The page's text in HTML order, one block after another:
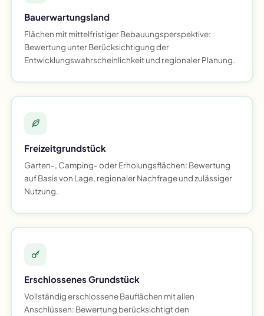
Bauerwartungsland
Flächen mit mittelfristiger Bebauungsperspektive:
Bewertung unter Berücksichtigung der
Entwicklungswahrscheinlichkeit und regionaler Planung.
Freizeitgrundstück
Garten-, Camping- oder Erholungsflächen: Bewertung
auf Basis von Lage, regionaler Nachfrage und zulässiger
Nutzung.
Erschlossenes Grundstück
Vollständig erschlossene Bauflächen mit allen
Anschlüssen: Bewertung berücksichtigt den